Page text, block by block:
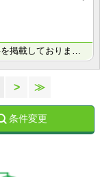
当社ホームページには当社で取り扱っている物件を掲載しております。 現在の募集状況に関しては、スタッフ･･･
> ≫
条件変更